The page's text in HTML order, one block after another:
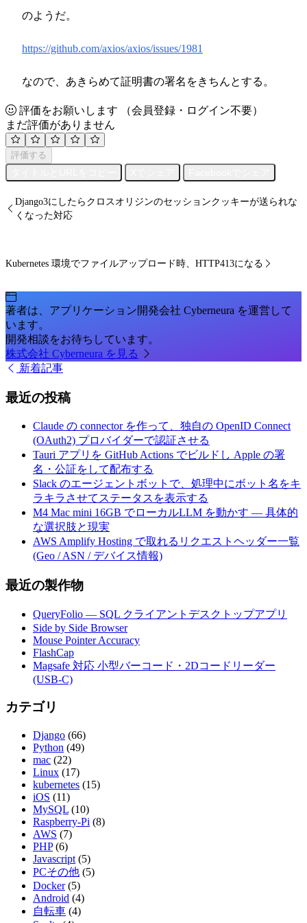
のようだ。
https://github.com/axios/axios/issues/1981
なので、あきらめて証明書の署名をきちんとする。
評価をお願いします
（会員登録・ログイン不要）
まだ評価がありません
評価する
Django3にしたらクロスオリジンのセッションクッキーが送られな
くなった対応
Kubernetes 環境でファイルアップロード時、HTTP413になる
著者は、アプリケーション開発会社 Cyberneura を運営して
います。
開発相談をお待ちしています。
株式会社 Cyberneura を見る
新着記事
最近の投稿
Claude の connector を作って、独自の OpenID Connect
(OAuth2) プロバイダーで認証させる
Tauri アプリを GitHub Actions でビルドし Apple の署
名・公証をして配布する
Slack のエージェントボットで、処理中にボット名をキ
ラキラさせてステータスを表示する
M4 Mac mini 16GB でローカルLLM を動かす — 具体的
な選択肢と現実
AWS Amplify Hosting で取れるリクエストヘッダー一覧
(Geo / ASN / デバイス情報)
最近の製作物
QueryFolio — SQL クライアントデスクトップアプリ
Side by Side Browser
Mouse Pointer Accuracy
FlashCap
Magsafe 対応 小型バーコード・2Dコードリーダー
(USB-C)
カテゴリ
Django (66)
Python (49)
mac (22)
Linux (17)
kubernetes (15)
iOS (11)
MySQL (10)
Raspberry-Pi (8)
AWS (7)
PHP (6)
Javascript (5)
PCその他 (5)
Docker (5)
Android (4)
自転車 (4)